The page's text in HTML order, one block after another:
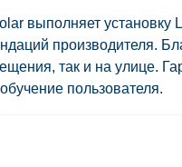
выполняет установку
производителя.
так и на улице.
пользователя.